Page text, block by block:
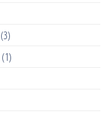
(3)
(1)